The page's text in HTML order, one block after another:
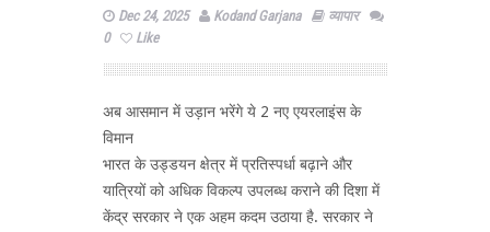
Dec 24, 2025 Kodand Garjana
व्यापार
0
Like
अब आसमान में उड़ान भरेंगे ये 2 नए एयरलाइंस के
विमान
भारत के उड्डयन क्षेत्र में प्रतिस्पर्धा बढ़ाने और
यात्रियों को अधिक विकल्प उपलब्ध कराने की दिशा में
केंद्र सरकार ने एक अहम कदम उठाया है. सरकार ने